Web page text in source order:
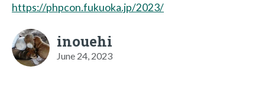
https://phpcon.fukuoka.jp/2023/
inouehi
June 24, 2023